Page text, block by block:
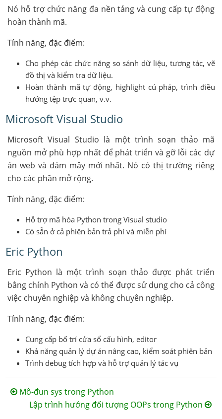
Nó hỗ trợ chức năng đa nền tảng và cung cấp tự động
hoàn thành mã.
Tính năng, đặc điểm:
Cho phép các chức năng so sánh dữ liệu, tương tác, vẽ
đồ thị và kiểm tra dữ liệu.
Hoàn thành mã tự động, highlight cú pháp, trình điều
hướng tệp trực quan, v.v.
Microsoft Visual Studio
Microsoft Visual Studio là một trình soạn thảo mã
nguồn mở phù hợp nhất để phát triển và gỡ lỗi các dự
án web và đám mây mới nhất. Nó có thị trường riêng
cho các phần mở rộng.
Tính năng, đặc điểm:
Hỗ trợ mã hóa Python trong Visual studio
Có sẵn ở cả phiên bản trả phí và miễn phí
Eric Python
Eric Python là một trình soạn thảo được phát triển
bằng chính Python và có thể được sử dụng cho cả công
việc chuyên nghiệp và không chuyên nghiệp.
Tính năng, đặc điểm:
Cung cấp bố trí cửa sổ cấu hình, editor
Khả năng quản lý dự án nâng cao, kiểm soát phiên bản
Trình debug tích hợp và hỗ trợ quản lý tác vụ
Mô-đun sys trong Python
Lập trình hướng đối tượng OOPs trong Python